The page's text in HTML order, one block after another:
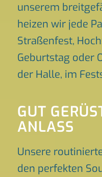
unserem
heizen wir jede
Straßenfest,
Geburtstag oder
der Halle, im
GUT
ANLASS
Unsere
den perfekten